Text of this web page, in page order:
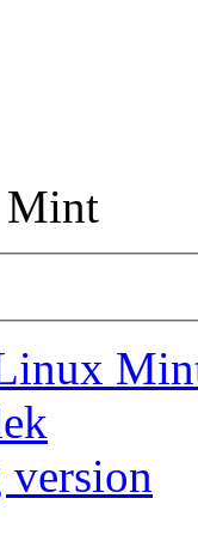
Mint